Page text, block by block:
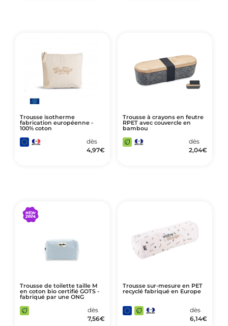
Trousse isotherme
fabrication européenne -
100% coton
dès
4,97€
Trousse à crayons en feutre
RPET avec couvercle en
bambou
dès
2,04€
Trousse de toilette taille M
en coton bio certifié GOTS -
fabriqué par une ONG
dès
7,56€
Trousse sur-mesure en PET
recyclé fabriqué en Europe
dès
6,14€